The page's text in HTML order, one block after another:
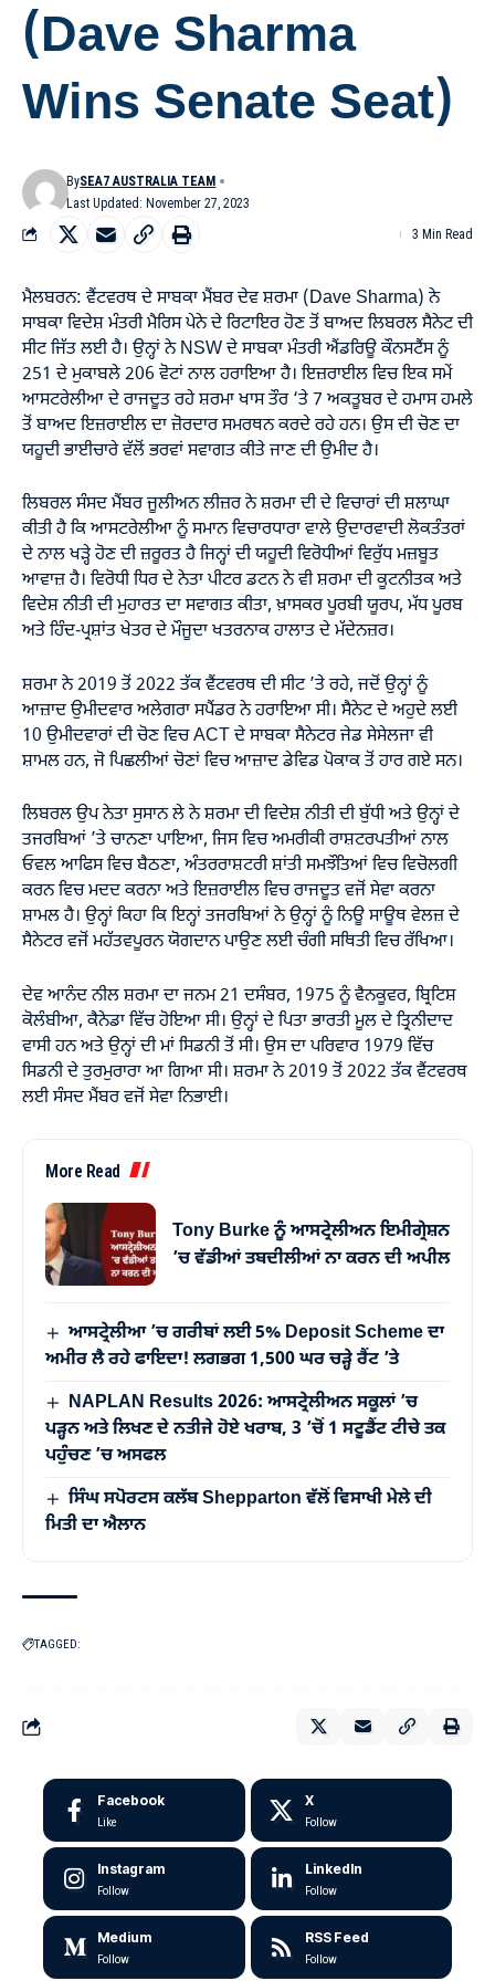
(Dave Sharma
Wins Senate Seat)
Last Updated: November 27, 2023
BySEA7 AUSTRALIA TEAM
3 Min Read
ਮੈਲਬਰਨ: ਵੈਂਟਵਰਥ ਦੇ ਸਾਬਕਾ ਮੈਂਬਰ ਦੇਵ ਸ਼ਰਮਾ (Dave Sharma) ਨੇ
ਸਾਬਕਾ ਵਿਦੇਸ਼ ਮੰਤਰੀ ਮੈਰਿਸ ਪੇਨੇ ਦੇ ਰਿਟਾਇਰ ਹੋਣ ਤੋਂ ਬਾਅਦ ਲਿਬਰਲ ਸੈਨੇਟ ਦੀ
ਸੀਟ ਜਿੱਤ ਲਈ ਹੈ। ਉਨ੍ਹਾਂ ਨੇ NSW ਦੇ ਸਾਬਕਾ ਮੰਤਰੀ ਐਂਡਰਿਊ ਕੌਨਸਟੈਂਸ ਨੂੰ
251 ਦੇ ਮੁਕਾਬਲੇ 206 ਵੋਟਾਂ ਨਾਲ ਹਰਾਇਆ ਹੈ। ਇਜ਼ਰਾਈਲ ਵਿਚ ਇਕ ਸਮੇਂ
ਆਸਟਰੇਲੀਆ ਦੇ ਰਾਜਦੂਤ ਰਹੇ ਸ਼ਰਮਾ ਖਾਸ ਤੌਰ ‘ਤੇ 7 ਅਕਤੂਬਰ ਦੇ ਹਮਾਸ ਹਮਲੇ
ਤੋਂ ਬਾਅਦ ਇਜ਼ਰਾਈਲ ਦਾ ਜ਼ੋਰਦਾਰ ਸਮਰਥਨ ਕਰਦੇ ਰਹੇ ਹਨ। ਉਸ ਦੀ ਚੋਣ ਦਾ
ਯਹੂਦੀ ਭਾਈਚਾਰੇ ਵੱਲੋਂ ਭਰਵਾਂ ਸਵਾਗਤ ਕੀਤੇ ਜਾਣ ਦੀ ਉਮੀਦ ਹੈ।
ਲਿਬਰਲ ਸੰਸਦ ਮੈਂਬਰ ਜੂਲੀਅਨ ਲੀਜ਼ਰ ਨੇ ਸ਼ਰਮਾ ਦੀ ਦੇ ਵਿਚਾਰਾਂ ਦੀ ਸ਼ਲਾਘਾ
ਕੀਤੀ ਹੈ ਕਿ ਆਸਟਰੇਲੀਆ ਨੂੰ ਸਮਾਨ ਵਿਚਾਰਧਾਰਾ ਵਾਲੇ ਉਦਾਰਵਾਦੀ ਲੋਕਤੰਤਰਾਂ
ਦੇ ਨਾਲ ਖੜ੍ਹੇ ਹੋਣ ਦੀ ਜ਼ਰੂਰਤ ਹੈ ਜਿਨ੍ਹਾਂ ਦੀ ਯਹੂਦੀ ਵਿਰੋਧੀਆਂ ਵਿਰੁੱਧ ਮਜ਼ਬੂਤ
ਆਵਾਜ਼ ਹੈ। ਵਿਰੋਧੀ ਧਿਰ ਦੇ ਨੇਤਾ ਪੀਟਰ ਡਟਨ ਨੇ ਵੀ ਸ਼ਰਮਾ ਦੀ ਕੂਟਨੀਤਕ ਅਤੇ
ਵਿਦੇਸ਼ ਨੀਤੀ ਦੀ ਮੁਹਾਰਤ ਦਾ ਸਵਾਗਤ ਕੀਤਾ, ਖ਼ਾਸਕਰ ਪੂਰਬੀ ਯੂਰਪ, ਮੱਧ ਪੂਰਬ
ਅਤੇ ਹਿੰਦ-ਪ੍ਰਸ਼ਾਂਤ ਖੇਤਰ ਦੇ ਮੌਜੂਦਾ ਖਤਰਨਾਕ ਹਾਲਾਤ ਦੇ ਮੱਦੇਨਜ਼ਰ।
ਸ਼ਰਮਾ ਨੇ 2019 ਤੋਂ 2022 ਤੱਕ ਵੈਂਟਵਰਥ ਦੀ ਸੀਟ ’ਤੇ ਰਹੇ, ਜਦੋਂ ਉਨ੍ਹਾਂ ਨੂੰ
ਆਜ਼ਾਦ ਉਮੀਦਵਾਰ ਅਲੇਗਰਾ ਸਪੈਂਡਰ ਨੇ ਹਰਾਇਆ ਸੀ। ਸੈਨੇਟ ਦੇ ਅਹੁਦੇ ਲਈ
10 ਉਮੀਦਵਾਰਾਂ ਦੀ ਚੋਣ ਵਿਚ ACT ਦੇ ਸਾਬਕਾ ਸੈਨੇਟਰ ਜੇਡ ਸੇਸੇਲਜਾ ਵੀ
ਸ਼ਾਮਲ ਹਨ, ਜੋ ਪਿਛਲੀਆਂ ਚੋਣਾਂ ਵਿਚ ਆਜ਼ਾਦ ਡੇਵਿਡ ਪੋਕਾਕ ਤੋਂ ਹਾਰ ਗਏ ਸਨ।
ਲਿਬਰਲ ਉਪ ਨੇਤਾ ਸੁਸਾਨ ਲੇ ਨੇ ਸ਼ਰਮਾ ਦੀ ਵਿਦੇਸ਼ ਨੀਤੀ ਦੀ ਬੁੱਧੀ ਅਤੇ ਉਨ੍ਹਾਂ ਦੇ
ਤਜਰਬਿਆਂ ’ਤੇ ਚਾਨਣਾ ਪਾਇਆ, ਜਿਸ ਵਿਚ ਅਮਰੀਕੀ ਰਾਸ਼ਟਰਪਤੀਆਂ ਨਾਲ
ਓਵਲ ਆਫਿਸ ਵਿਚ ਬੈਠਣਾ, ਅੰਤਰਰਾਸ਼ਟਰੀ ਸ਼ਾਂਤੀ ਸਮਝੌਤਿਆਂ ਵਿਚ ਵਿਚੋਲਗੀ
ਕਰਨ ਵਿਚ ਮਦਦ ਕਰਨਾ ਅਤੇ ਇਜ਼ਰਾਈਲ ਵਿਚ ਰਾਜਦੂਤ ਵਜੋਂ ਸੇਵਾ ਕਰਨਾ
ਸ਼ਾਮਲ ਹੈ। ਉਨ੍ਹਾਂ ਕਿਹਾ ਕਿ ਇਨ੍ਹਾਂ ਤਜਰਬਿਆਂ ਨੇ ਉਨ੍ਹਾਂ ਨੂੰ ਨਿਊ ਸਾਊਥ ਵੇਲਜ਼ ਦੇ
ਸੈਨੇਟਰ ਵਜੋਂ ਮਹੱਤਵਪੂਰਨ ਯੋਗਦਾਨ ਪਾਉਣ ਲਈ ਚੰਗੀ ਸਥਿਤੀ ਵਿਚ ਰੱਖਿਆ।
ਦੇਵ ਆਨੰਦ ਨੀਲ ਸ਼ਰਮਾ ਦਾ ਜਨਮ 21 ਦਸੰਬਰ, 1975 ਨੂੰ ਵੈਨਕੂਵਰ, ਬ੍ਰਿਟਿਸ਼
ਕੋਲੰਬੀਆ, ਕੈਨੇਡਾ ਵਿੱਚ ਹੋਇਆ ਸੀ। ਉਨ੍ਹਾਂ ਦੇ ਪਿਤਾ ਭਾਰਤੀ ਮੂਲ ਦੇ ਤ੍ਰਿਨੀਦਾਦ
ਵਾਸੀ ਹਨ ਅਤੇ ਉਨ੍ਹਾਂ ਦੀ ਮਾਂ ਸਿਡਨੀ ਤੋਂ ਸੀ। ਉਸ ਦਾ ਪਰਿਵਾਰ 1979 ਵਿੱਚ
ਸਿਡਨੀ ਦੇ ਤੁਰਮੁਰਾਰਾ ਆ ਗਿਆ ਸੀ। ਸ਼ਰਮਾ ਨੇ 2019 ਤੋਂ 2022 ਤੱਕ ਵੈਂਟਵਰਥ
ਲਈ ਸੰਸਦ ਮੈਂਬਰ ਵਜੋਂ ਸੇਵਾ ਨਿਭਾਈ।
More Read
Tony Burke ਨੂੰ ਆਸਟ੍ਰੇਲੀਅਨ ਇਮੀਗ੍ਰੇਸ਼ਨ
’ਚ ਵੱਡੀਆਂ ਤਬਦੀਲੀਆਂ ਨਾ ਕਰਨ ਦੀ ਅਪੀਲ
ਆਸਟ੍ਰੇਲੀਆ ’ਚ ਗਰੀਬਾਂ ਲਈ 5% Deposit Scheme ਦਾ
ਅਮੀਰ ਲੈ ਰਹੇ ਫਾਇਦਾ! ਲਗਭਗ 1,500 ਘਰ ਚੜ੍ਹੇ ਰੈਂਟ ’ਤੇ
NAPLAN Results 2026: ਆਸਟ੍ਰੇਲੀਅਨ ਸਕੂਲਾਂ ’ਚ
ਪੜ੍ਹਨ ਅਤੇ ਲਿਖਣ ਦੇ ਨਤੀਜੇ ਹੋਏ ਖਰਾਬ, 3 ’ਚੋਂ 1 ਸਟੂਡੈਂਟ ਟੀਚੇ ਤਕ
ਪਹੁੰਚਣ ’ਚ ਅਸਫਲ
ਸਿੰਘ ਸਪੋਰਟਸ ਕਲੱਬ Shepparton ਵੱਲੋਂ ਵਿਸਾਖੀ ਮੇਲੇ ਦੀ
ਮਿਤੀ ਦਾ ਐਲਾਨ
TAGGED:
Facebook
Like
X
Follow
Instagram
Follow
LinkedIn
Follow
Medium
Follow
RSS Feed
Follow